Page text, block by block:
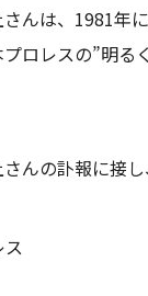
んは、1981年
プロレスの”明
んの訃報に接